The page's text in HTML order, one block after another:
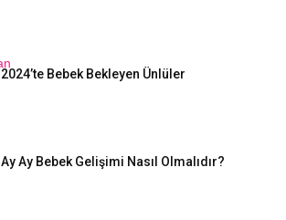
2024’te Bebek Bekleyen Ünlüler
Ay Ay Bebek Gelişimi Nasıl Olmalıdır?